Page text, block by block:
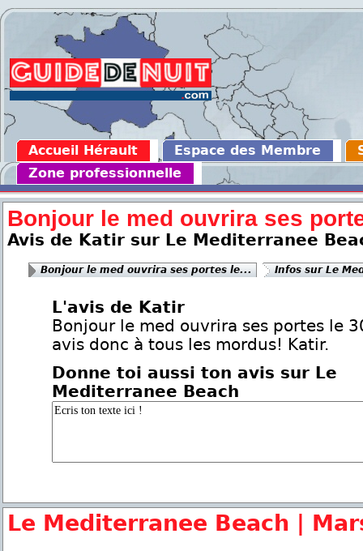
Accueil Hérault Espace des Membre
Zone professionnelle
Bonjour le med ouvrira ses
Avis de Katir sur Le Mediterranee
Bonjour le med ouvrira ses portes le... Infos sur Le
L'avis de Katir
Bonjour le med ouvrira ses portes le
avis donc à tous les mordus! Katir.
Donne toi aussi ton avis sur Le
Mediterranee Beach
Le Mediterranee Beach |